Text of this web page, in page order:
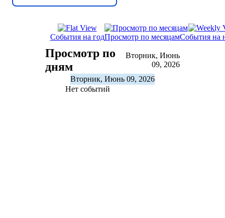
События на годПросмотр по месяцамСобытия на
Просмотр по
дням
Вторник, Июнь
09, 2026
Вторник, Июнь 09, 2026
Нет событий